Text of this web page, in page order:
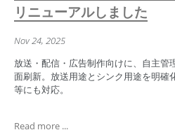
リニューアルしました
Nov 24, 2025
放送・配信・広告制作向けに、自主管
面刷新。放送用途とシンク用途を明確
等にも対応。
Read more ...